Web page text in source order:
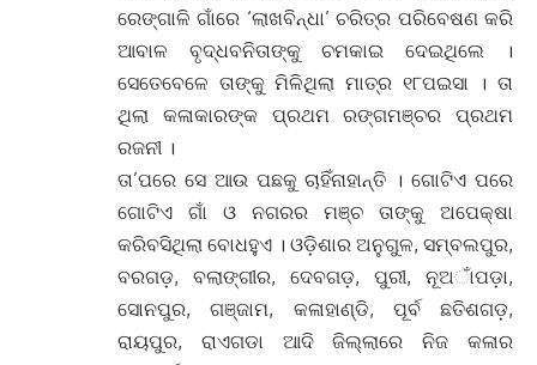
ରେଙ୍ଗାଳି ଗାଁରେ ‘ଲାଖବିନ୍ଧା’ ଚରିତ୍ର ପରିବେଷଣ କରି
ଆବାଳ ବୃଦ୍ଧବନିତାଙ୍କୁ ଚମକାଇ ଦେଇଥିଲେ ।
ସେତେବେଳେ ତାଙ୍କୁ ମିଳିଥିଲା ମାତ୍ର ୧୮ପଇସା । ତା
ଥିଲା କଳାକାରଙ୍କ ପ୍ରଥମ ରଙ୍ଗମଞ୍ଚର ପ୍ରଥମ
ରଜନୀ ।
ତା’ପରେ ସେ ଆଉ ପଛକୁ ଚାହିଁନାହାନ୍ତି । ଗୋଟିଏ ପରେ
ଗୋଟିଏ ଗାଁ ଓ ନଗରର ମଞ୍ଚ ତାଙ୍କୁ ଅପେକ୍ଷା
କରିବସିଥିଲା ବୋଧହୁଏ । ଓଡ଼ିଶାର ଅନୁଗୁଳ, ସମ୍ବଲପୁର,
ବରଗଡ଼, ବଲାଙ୍ଗୀର, ଦେବଗଡ଼, ପୁରୀ, ନୂଅାଁପଡ଼ା,
ସୋନପୁର, ଗଞ୍ଜାମ, କଳାହାଣ୍ଡି, ପୂର୍ବ ଛତିଶଗଡ଼,
ରାୟପୁର, ରାଏଗଡା ଆଦି ଜିଲ୍ଲାରେ ନିଜ କଳାର